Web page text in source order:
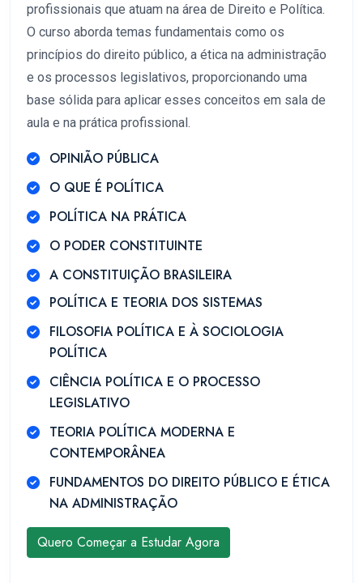
profissionais que atuam na área de Direito e Política.
O curso aborda temas fundamentais como os
princípios do direito público, a ética na administração
e os processos legislativos, proporcionando uma
base sólida para aplicar esses conceitos em sala de
aula e na prática profissional.
OPINIÃO PÚBLICA
O QUE É POLÍTICA
POLÍTICA NA PRÁTICA
O PODER CONSTITUINTE
A CONSTITUIÇÃO BRASILEIRA
POLÍTICA E TEORIA DOS SISTEMAS
FILOSOFIA POLÍTICA E À SOCIOLOGIA
POLÍTICA
CIÊNCIA POLÍTICA E O PROCESSO
LEGISLATIVO
TEORIA POLÍTICA MODERNA E
CONTEMPORÂNEA
FUNDAMENTOS DO DIREITO PÚBLICO E ÉTICA
NA ADMINISTRAÇÃO
Quero Começar a Estudar Agora